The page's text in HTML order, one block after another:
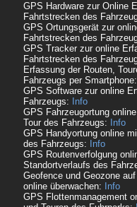
GPS Hardware zur Online
Fahrtstrecken des
GPS Ortungsgerät zur
Fahrtstrecken des
GPS Tracker zur online
Fahrtstrecken des
Erfassung der Routen,
Fahrzeugs per Smartphone:
GPS Software zur online
Fahrzeugs:
Info
GPS Fahrzeugortung
Tour des Fahrzeugs:
Info
GPS Handyortung online
des Fahrzeugs:
Info
GPS Routenverfolgung
Standortverlaufs des
Geofence und Geozone
online überwachen:
Info
GPS Flottenmanagement